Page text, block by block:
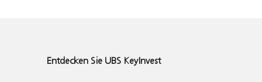
Entdecken Sie UBS KeyInvest